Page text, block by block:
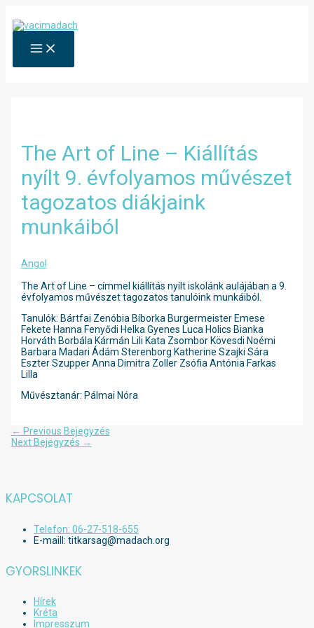
to
content
MAIN
MENU
The Art of Line – Kiállítás
nyílt 9. évfolyamos művészet
tagozatos diákjaink
munkáiból
Angol
The Art of Line – címmel kiállítás nyílt iskolánk aulájában a 9.
évfolyamos művészet tagozatos tanulóink munkáiból.
Tanulók: Bártfai Zenóbia Bíborka Burgermeister Emese
Fekete Hanna Fenyődi Helka Gyenes Luca Holics Bianka
Horváth Borbála Kármán Lili Kata Zsombor Kövesdi Noémi
Barbara Madari Ádám Sterenborg Katherine Szajki Sára
Eszter Szupper Anna Dimitra Zoller Zsófia Antónia Farkas
Lilla
Művésztanár: Pálmai Nóra
Bejegyzés
navigáció
← Previous Bejegyzés
Next Bejegyzés →
KAPCSOLAT
Telefon: 06-27-518-655
E-maill: titkarsag@madach.org
GYORSLINKEK
Hírek
Kréta
Impresszum